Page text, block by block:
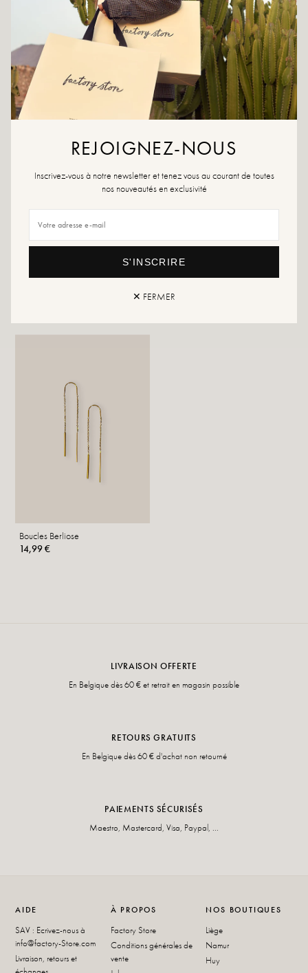
VOUS AIMEREZ ÉGALEMENT
Bague Twist
Boucles Berliose
14,99 €
LIVRAISON OFFERTE
En Belgique dès 60 € et retrait en magasin possible
RETOURS GRATUITS
En Belgique dès 60 € d'achat non retourné
PAIEMENTS SÉCURISÉS
Maestro, Mastercard, Visa, Paypal, ...
AIDE
SAV : Ecrivez-nous à
info@factory-Store.com
Livraison, retours et
À PROPOS
Factory Store
Conditions générales de
vente
NOS BOUTIQUES
Liège
Namur
Huy
REJOIGNEZ-NOUS
Inscrivez-vous à notre newsletter et tenez vous au courant de toutes
nos nouveautés en exclusivité
S'INSCRIRE
✕ FERMER